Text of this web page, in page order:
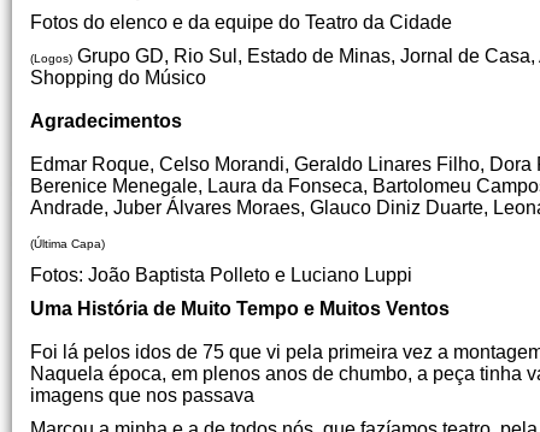
Fotos do elenco e da equipe do Teatro da Cidade
(Logos) Grupo GD, Rio Sul, Estado de Minas, Jornal de
Shopping do Músico
Agradecimentos
Edmar Roque, Celso Morandi, Geraldo Linares Filho,
Berenice Menegale, Laura da Fonseca, Bartolomeu
Andrade, Juber Álvares Moraes, Glauco Diniz Duarte,
(Última Capa)
Fotos: João Baptista Polleto e Luciano Luppi
Uma História de Muito Tempo e Muitos Ventos
Foi lá pelos idos de 75 que vi pela primeira vez a
Naquela época, em plenos anos de chumbo, a peça tinha
imagens que nos passava